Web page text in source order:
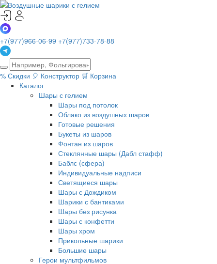
+7(977)966-06-99 +7(977)733-78-88
% Скидки 🎈 Конструктор 🛒 Корзина
Каталог
Шары с гелием
Шары под потолок
Облако из воздушных шаров
Готовые решения
Букеты из шаров
Фонтан из шаров
Стеклянные шары (Дабл стафф)
Баблс (сфера)
Индивидуальные надписи
Светящиеся шары
Шары с Дождиком
Шарики с бантиками
Шары без рисунка
Шары с конфетти
Шары хром
Прикольные шарики
Большие шары
Герои мультфильмов